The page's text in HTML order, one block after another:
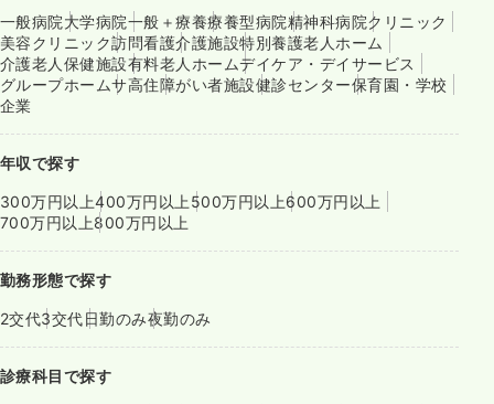
一般病院大学病院一般＋療養療養型病院精神科病院クリニック
美容クリニック訪問看護介護施設特別養護老人ホーム
介護老人保健施設有料老人ホームデイケア・デイサービス
グループホームサ高住障がい者施設健診センター保育園・学校
企業
年収で探す
300万円以上400万円以上500万円以上600万円以上
700万円以上800万円以上
勤務形態で探す
2交代3交代日勤のみ夜勤のみ
診療科目で探す